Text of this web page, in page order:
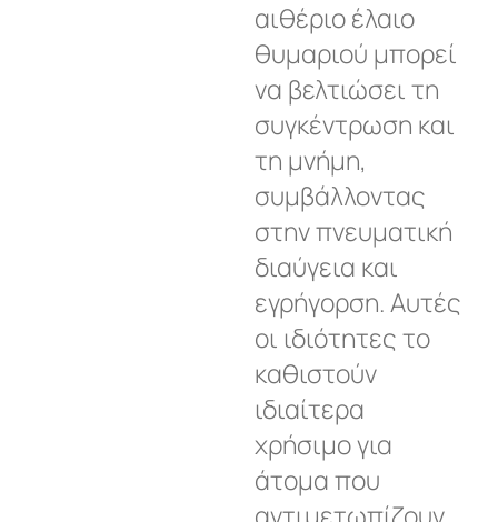
αιθέριο έλαιο
θυμαριού μπορεί
να βελτιώσει τη
συγκέντρωση και
τη μνήμη,
συμβάλλοντας
στην πνευματική
διαύγεια και
εγρήγορση. Αυτές
οι ιδιότητες το
καθιστούν
ιδιαίτερα
χρήσιμο για
άτομα που